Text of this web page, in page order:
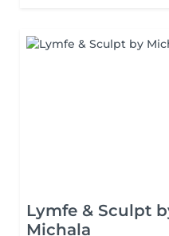
Lymfe & Sculpt
Michala